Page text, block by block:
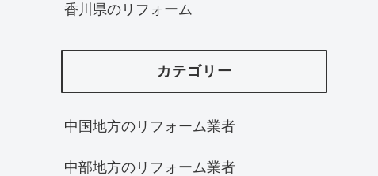
香川県のリフォーム
カテゴリー
中国地方のリフォーム業者
中部地方のリフォーム業者